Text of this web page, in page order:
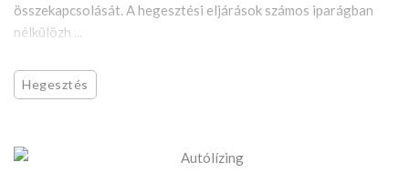
összekapcsolását. A hegesztési eljárások számos iparágban
nélkülözh ...
Hegesztés